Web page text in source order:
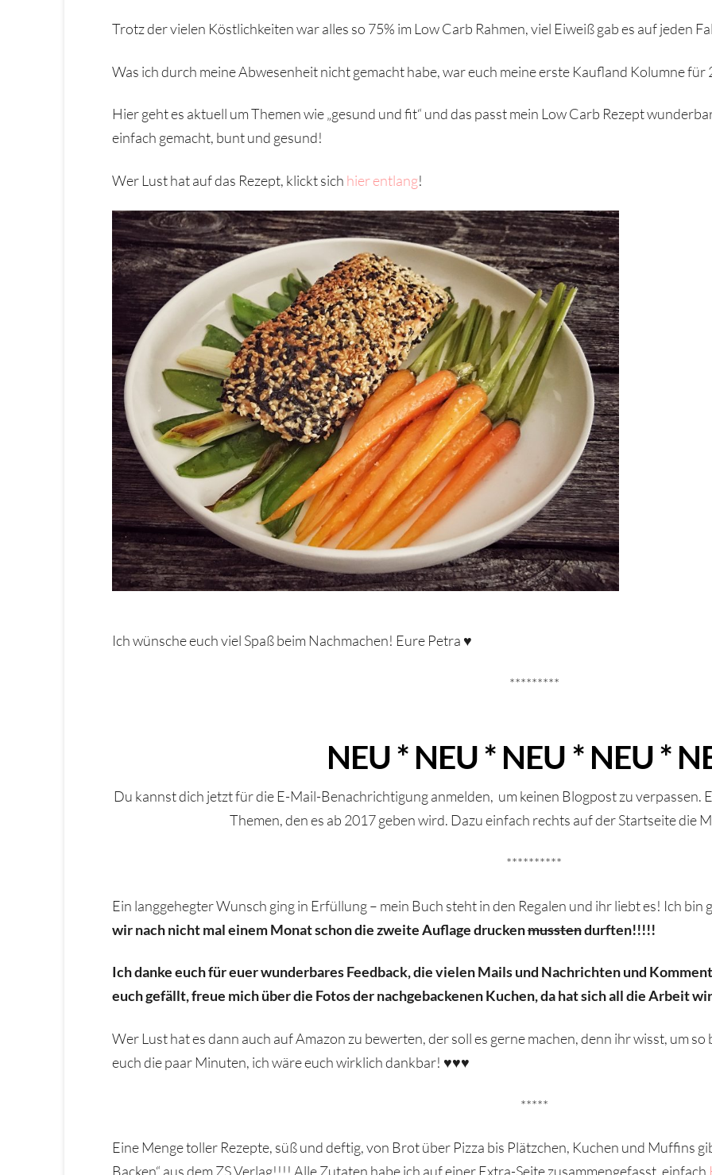
Trotz der vielen Köstlichkeiten war alles so 75% im Low Carb Rahmen, viel Eiweiß gab es auf jeden
Was ich durch meine Abwesenheit nicht gemacht habe, war euch meine erste Kaufland Kolumne
Hier geht es aktuell um Themen wie „gesund und fit“ und das passt mein Low Carb Rezept
einfach gemacht, bunt und gesund!
Wer Lust hat auf das Rezept, klickt sich hier entlang!
Ich wünsche euch viel Spaß beim Nachmachen! Eure Petra ♥
*********
NEU * NEU * NEU * NEU *
Du kannst dich jetzt für die E-Mail-Benachrichtigung anmelden, um keinen Blogpost zu verpassen.
Themen, den es ab 2017 geben wird. Dazu einfach rechts auf der Startseite die
**********
Ein langgehegter Wunsch ging in Erfüllung – mein Buch steht in den Regalen und ihr liebt es! Ich bin
wir nach nicht mal einem Monat schon die zweite Auflage druckenmusstendurften!!!!!
Ich danke euch für euer wunderbares Feedback, die vielen Mails und Nachrichten und
euch gefällt, freue mich über die Fotos der nachgebackenen Kuchen, da hat sich all die Arbeit
Wer Lust hat es dann auch auf Amazon zu bewerten, der soll es gerne machen, denn ihr wisst, um
euch die paar Minuten, ich wäre euch wirklich dankbar! ♥♥♥
*****
Eine Menge toller Rezepte, süß und deftig, von Brot über Pizza bis Plätzchen, Kuchen und Muffins
Backen“ aus dem ZS Verlag!!!! Alle Zutaten habe ich auf einer Extra-Seite zusammengefasst, einfach